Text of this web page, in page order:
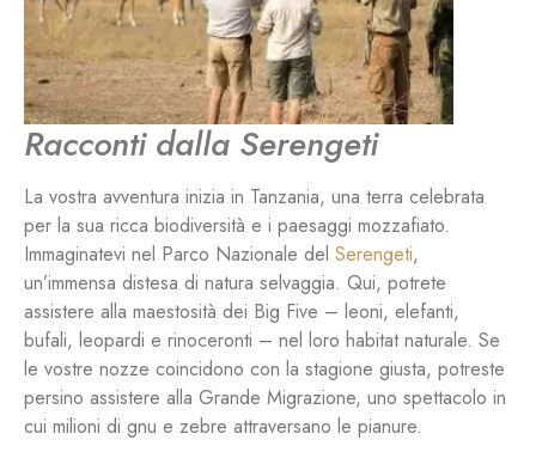
Racconti dalla Serengeti
La vostra avventura inizia in Tanzania, una terra celebrata
per la sua ricca biodiversità e i paesaggi mozzafiato.
Immaginatevi nel Parco Nazionale del Serengeti,
un’immensa distesa di natura selvaggia. Qui, potrete
assistere alla maestosità dei Big Five – leoni, elefanti,
bufali, leopardi e rinoceronti – nel loro habitat naturale. Se
le vostre nozze coincidono con la stagione giusta, potreste
persino assistere alla Grande Migrazione, uno spettacolo in
cui milioni di gnu e zebre attraversano le pianure.